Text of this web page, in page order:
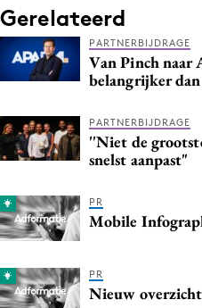
Influencer marketing
Interne communicatie
Martech
Merkstrategie
PR
Purpose Marketing
Reputatie & crisis
Gerelateerd
PARTNERBIJDRAGE
Van Pinch naar
belangrijker
PARTNERBIJDRAGE
''Niet de
snelst aanpast"
PR
Mobile
PR
Nieuw